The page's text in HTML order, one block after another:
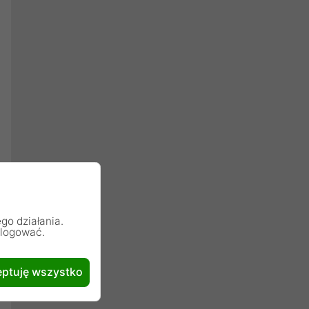
działania.
wszystko